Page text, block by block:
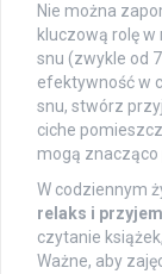
Nie można
kluczową rolę
snu (zwykle od
efektywność w
snu, stwórz
ciche
mogą znacząco
W codziennym
relaks i
czytanie
Ważne, aby